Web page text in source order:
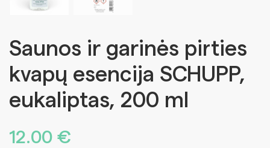
Saunos ir garinės pirties
kvapų esencija SCHUPP,
eukaliptas, 200 ml
12.00 €